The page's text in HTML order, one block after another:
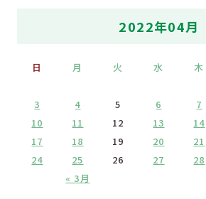
2022年04月
日 月 火 水 木
« 3月
3
4 5 6 7
10
11 12 13 14
17
18 19 20 21
24
25 26 27 28